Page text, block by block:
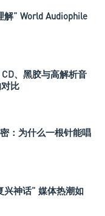
” World Audiophile
、黑胶与高解析音
比
：为什么一根针能唱
兴神话” 媒体热潮如